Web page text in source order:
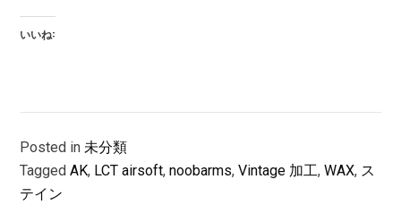
いいね:
Posted in 未分類
TaggedAK, LCT airsoft,noobarms,Vintage 加工,WAX, ス
テイン